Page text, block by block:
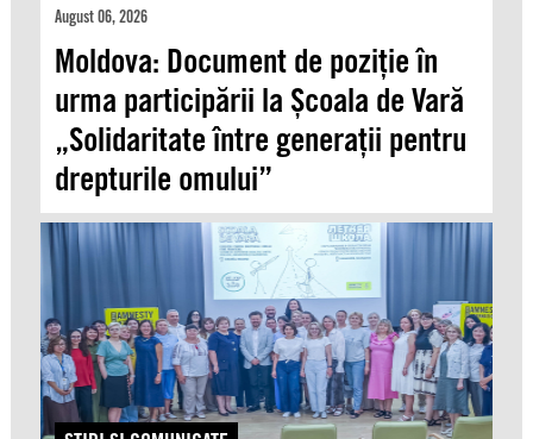
August 06, 2026
Moldova: Document de poziție în
urma participării la Școala de Vară
„Solidaritate între generații pentru
drepturile omului”